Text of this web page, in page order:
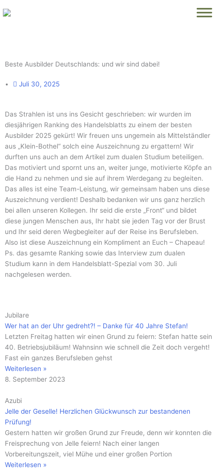
Inhalt
Beste Ausbilder Deutschlands: und wir sind dabei!
Juli 30, 2025
Das Strahlen ist uns ins Gesicht geschrieben: wir wurden im
diesjährigen Ranking des Handelsblatts zu einem der besten
Ausbilder 2025 gekürt! Wir freuen uns ungemein als Mittelständler
aus „Klein-Bothel“ solch eine Auszeichnung zu ergattern! Wir
durften uns auch an dem Artikel zum dualen Studium beteiligen.
Das motiviert und spornt uns an, weiter junge, motivierte Köpfe an
die Hand zu nehmen und sie auf ihrem Werdegang zu begleiten.
Das alles ist eine Team-Leistung, wir gemeinsam haben uns diese
Auszeichnung verdient! Deshalb bedanken wir uns ganz herzlich
bei allen unseren Kollegen. Ihr seid die erste „Front“ und bildet
diese jungen Menschen aus, Ihr habt sie jeden Tag vor der Brust
und Ihr seid deren Wegbegleiter auf der Reise ins Berufsleben.
Also ist diese Auszeichnung ein Kompliment an Euch – Chapeau!
Ps. das gesamte Ranking sowie das Interview zum dualen
Studium kann in dem Handelsblatt-Spezial vom 30. Juli
nachgelesen werden.
Jubilare
Wer hat an der Uhr gedreht?! – Danke für 40 Jahre Stefan!
Letzten Freitag hatten wir einen Grund zu feiern: Stefan hatte sein
40. Betriebsjubiläum! Wahnsinn wie schnell die Zeit doch vergeht!
Fast ein ganzes Berufsleben gehst
Weiterlesen »
8. September 2023
Azubi
Jelle der Geselle! Herzlichen Glückwunsch zur bestandenen
Prüfung!
Gestern hatten wir großen Grund zur Freude, denn wir konnten die
Freisprechung von Jelle feiern! Nach einer langen
Vorbereitungszeit, viel Mühe und einer großen Portion
Weiterlesen »